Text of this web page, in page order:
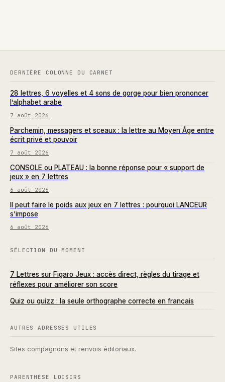
DERNIÈRE COLONNE DU CARNET
28 lettres, 6 voyelles et 4 sons de gorge pour bien prononcer
l’alphabet arabe
7 août 2026
Parchemin, messagers et sceaux : la lettre au Moyen Âge entre
écrit privé et pouvoir
7 août 2026
CONSOLE ou PLATEAU : la bonne réponse pour « support de
jeux » en 7 lettres
6 août 2026
Il peut faire le poids aux jeux en 7 lettres : pourquoi LANCEUR
s’impose
6 août 2026
SÉLECTION DU MOMENT
7 Lettres sur Figaro Jeux : accès direct, règles du tirage et
réflexes pour améliorer son score
Quiz ou quizz : la seule orthographe correcte en français
AUTRES ADRESSES UTILES
Sites compagnons et renvois éditoriaux.
PARENTHÈSE LOISIRS